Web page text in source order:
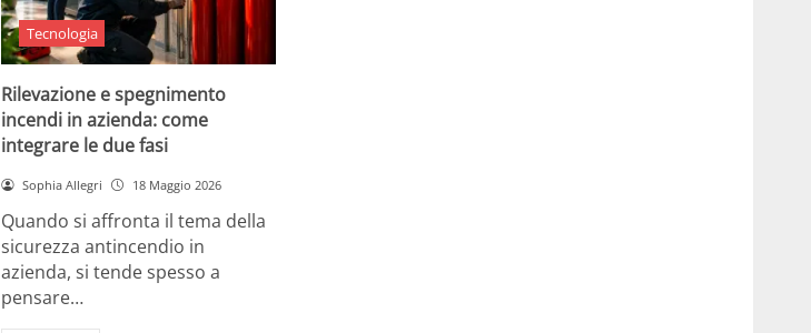
Tecnologia
Rilevazione e spegnimento
incendi in azienda: come
integrare le due fasi
Sophia Allegri 18 Maggio 2026
Quando si affronta il tema della
sicurezza antincendio in
azienda, si tende spesso a
pensare…